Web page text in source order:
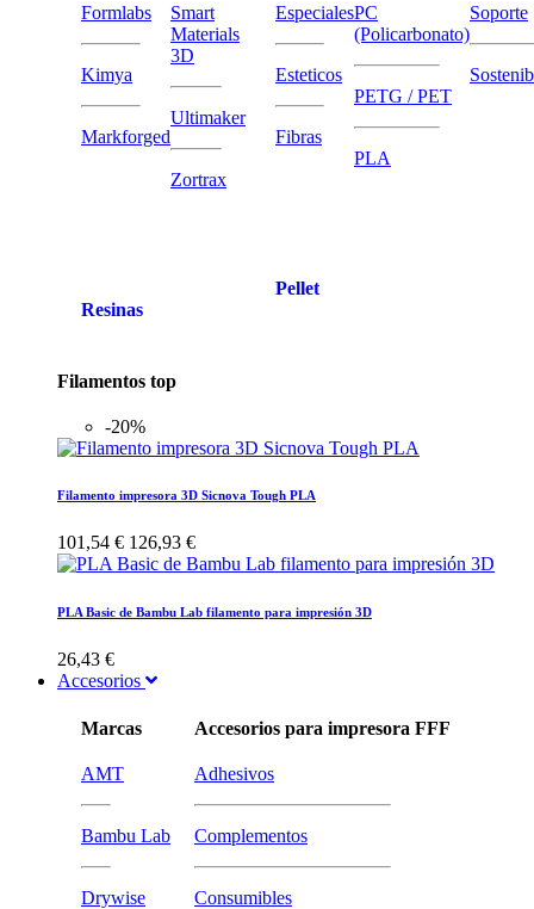
Formlabs
Kimya
Markforged
Smart
Materials
3D
Ultimaker
Zortrax
Resinas
Especiales
Esteticos
Fibras
PC
(Policarbonato)
PETG / PET
PLA
Soporte
Pellet
Filamentos top
-20%
Filamento impresora 3D Sicnova Tough PLA
101,54 € 126,93 €
PLA Basic de Bambu Lab filamento para impresión 3D
26,43 €
Accesorios
Marcas
AMT
Bambu Lab
Drywise
Accesorios para impresora FFF
Adhesivos
Complementos
Consumibles